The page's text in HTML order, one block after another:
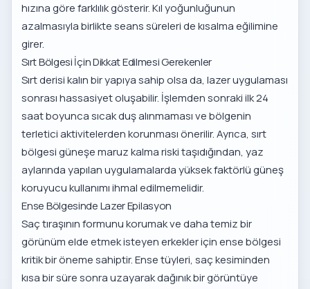
hızına göre farklılık gösterir. Kıl yoğunluğunun
azalmasıyla birlikte seans süreleri de kısalma eğilimine
girer.
Sırt Bölgesi İçin Dikkat Edilmesi Gerekenler
Sırt derisi kalın bir yapıya sahip olsa da, lazer uygulaması
sonrası hassasiyet oluşabilir. İşlemden sonraki ilk 24
saat boyunca sıcak duş alınmaması ve bölgenin
terletici aktivitelerden korunması önerilir. Ayrıca, sırt
bölgesi güneşe maruz kalma riski taşıdığından, yaz
aylarında yapılan uygulamalarda yüksek faktörlü güneş
koruyucu kullanımı ihmal edilmemelidir.
Ense Bölgesinde Lazer Epilasyon
Saç tıraşının formunu korumak ve daha temiz bir
görünüm elde etmek isteyen erkekler için ense bölgesi
kritik bir öneme sahiptir. Ense tüyleri, saç kesiminden
kısa bir süre sonra uzayarak dağınık bir görüntüye